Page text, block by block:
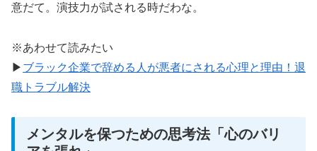
意だて。演技力が試される時だわな。
※あわせて読みたい
▶ ブラック企業で辞める人が悪者にされる心理と理由！退
職トラブル解決
メンタルを保つための思考法「心のバリ